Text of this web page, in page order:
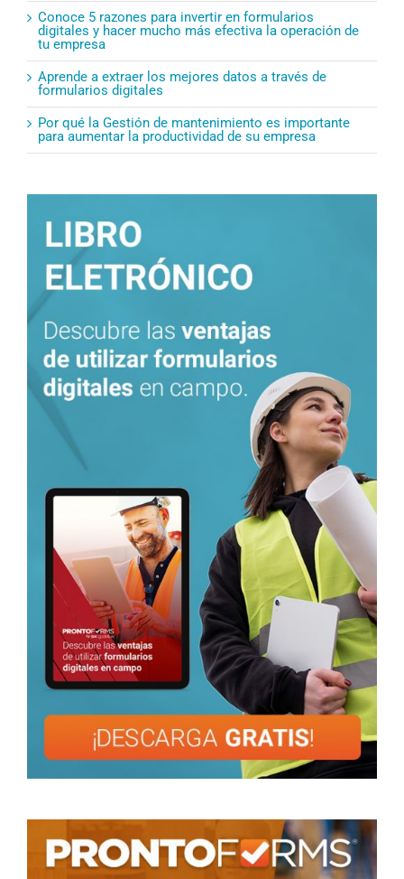
Conoce 5 razones para invertir en formularios
digitales y hacer mucho más efectiva la operación de
tu empresa
Aprende a extraer los mejores datos a través de
formularios digitales
Por qué la Gestión de mantenimiento es importante
para aumentar la productividad de su empresa